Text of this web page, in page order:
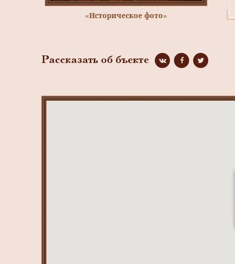
«Историческое фото»
Рассказать об бъекте